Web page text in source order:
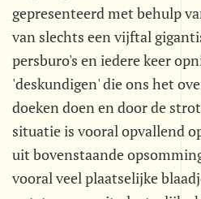
gepresenteerd met behulp
van slechts een vijftal
persburo's en iedere keer
'deskundigen' die ons het
doeken doen en door de
situatie is vooral opvallend
uit bovenstaande
vooral veel plaatselijke